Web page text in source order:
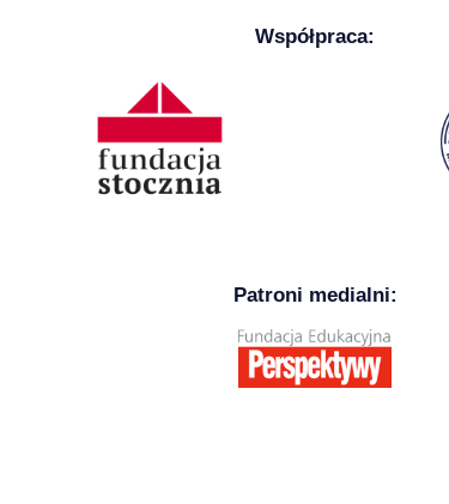
Współpraca:
Patroni medialni: